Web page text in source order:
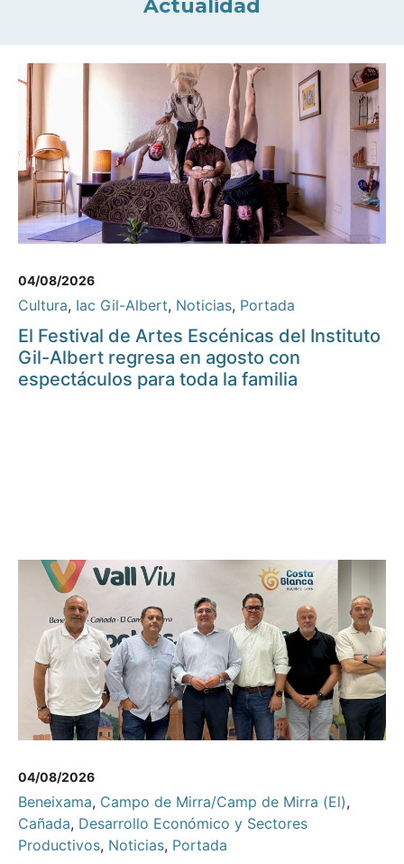
Actualidad
04/08/2026
Cultura, Iac Gil-Albert, Noticias, Portada
El Festival de Artes Escénicas del Instituto
Gil-Albert regresa en agosto con
espectáculos para toda la familia
04/08/2026
Beneixama, Campo de Mirra/Camp de Mirra (El),
Cañada, Desarrollo Económico y Sectores
Productivos, Noticias, Portada